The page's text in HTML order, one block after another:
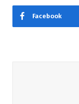
Facebook